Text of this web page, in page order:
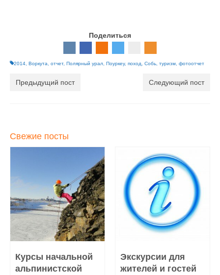
Поделиться
2014 Воркута отчет, Полярный урал Поуркеу, поход Собь туризм фотоотчет
Предыдущий пост Следующий пост
Свежие посты
Курсы начальной
альпинистской
Экскурсии для
жителей и гостей